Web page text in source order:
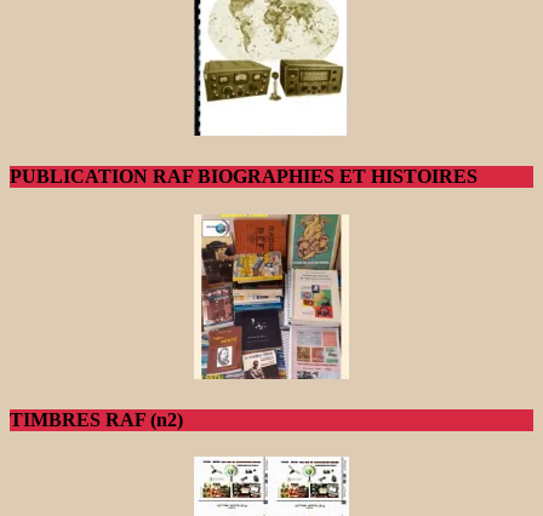
PUBLICATION RAF BIOGRAPHIES ET HISTOIRES
TIMBRES RAF (n2)